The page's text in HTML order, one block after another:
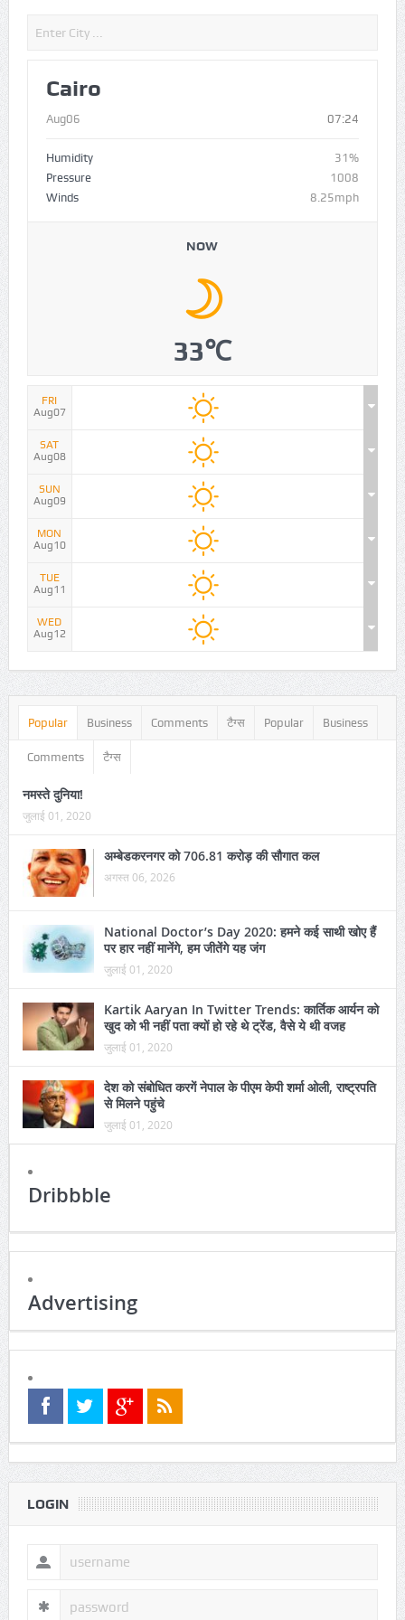
Cairo
Aug06 07:24
Humidity
31%
Pressure
1008
Winds
8.25mph
NOW
33℃
FRI
Aug07
SAT
Aug08
SUN
Aug09
MON
Aug10
TUE
Aug11
WED
Aug12
Popular Business Comments टैग्स Popular Business
Comments टैग्स
नमस्ते दुनिया!
जुलाई 01, 2020
अम्बेडकरनगर को 706.81 करोड़ की सौगात कल
अगस्त 06, 2026
National Doctor’s Day 2020: हमने कई साथी खोए हैं
पर हार नहीं मानेंगे, हम जीतेंगे यह जंग
जुलाई 01, 2020
Kartik Aaryan In Twitter Trends: कार्तिक आर्यन को
खुद को भी नहीं पता क्यों हो रहे थे ट्रेंड, वैसे ये थी वजह
जुलाई 01, 2020
देश को संबोधित करगें नेपाल के पीएम केपी शर्मा ओली, राष्ट्रपति
से मिलने पहुंचे
जुलाई 01, 2020
Dribbble
Advertising
LOGIN